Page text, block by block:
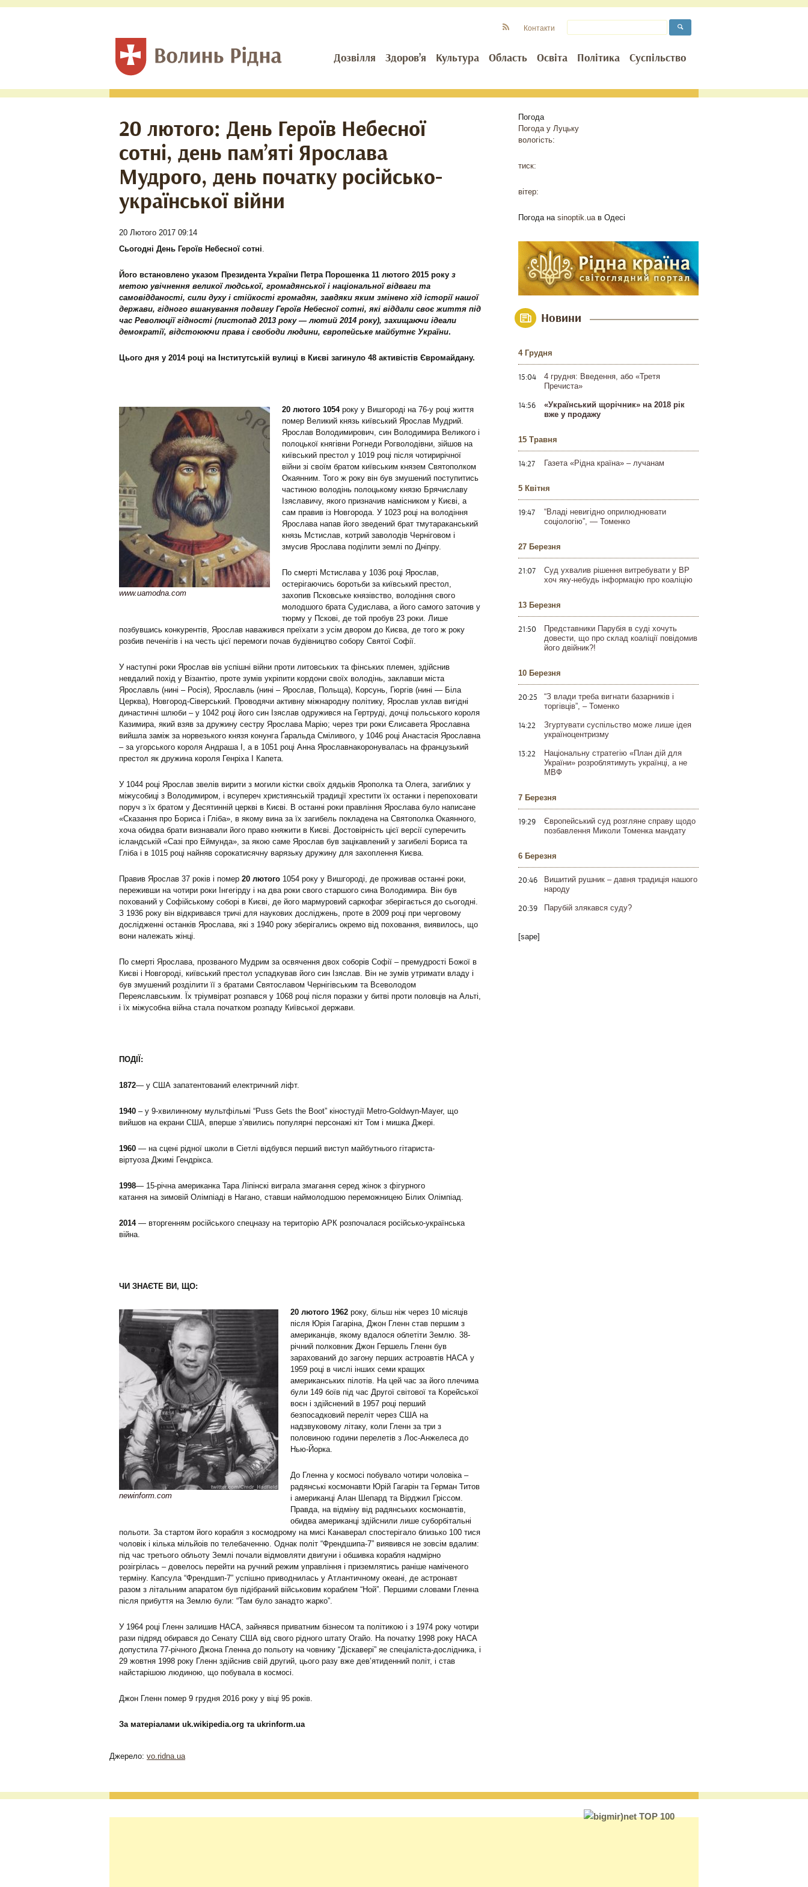
Дозвілля Здоров’я Культура Область Освіта Політика Суспільство
Контакти
20 лютого: День Героїв Небесної
сотні, день пам’яті Ярослава
Мудрого, день початку російсько-
української війни
20 Лютого 2017 09:14
Сьогодні День Героїв Небесної сотні.
Його встановлено указом Президента України Петра Порошенка 11 лютого 2015 року з
метою увічнення великої людської, громадянської і національної відваги та
самовідданості, сили духу і стійкості громадян, завдяки яким змінено хід історії нашої
держави, гідного вшанування подвигу Героїв Небесної сотні, які віддали своє життя під
час Революції гідності (листопад 2013 року — лютий 2014 року), захищаючи ідеали
демократії, відстоюючи права і свободи людини, європейське майбутнє України.
Цього дня у 2014 році на Інститутській вулиці в Києві загинуло 48 активістів Євромайдану.
www.uamodna.com
20 лютого 1054року у Вишгороді на 76-у році життя
помер Великий князь київський Ярослав Мудрий.
Ярослав Володимирович, син Володимира Великого і
полоцької княгівни Рогнеди Рогволодівни, зійшов на
київський престол у 1019 році після чотирирічної
війни зі своїм братом київським князем Святополком
Окаянним. Того ж року він був змушений поступитись
частиною володінь полоцькому князю Брячиславу
Ізяславичу, якого призначив намісником у Києві, а
сам правив із Новгорода. У 1023 році на володіння
Ярослава напав його зведений брат тмутараканський
князь Мстислав, котрий заволодів Черніговом і
змусив Ярослава поділити землі по Дніпру.
По смерті Мстислава у 1036 році Ярослав,
остерігаючись боротьби за київський престол,
захопив Псковське князівство, володіння свого
молодшого брата Судислава, а його самого заточив у
тюрму у Пскові, де той пробув 23 роки. Лише
позбувшись конкурентів, Ярослав наважився преїхати з усім двором до Києва, де того ж року
розбив печенігів і на честь цієї перемоги почав будівництво собору Святої Софії.
У наступні роки Ярослав вів успішні війни проти литовських та фінських племен, здійснив
невдалий похід у Візантію, проте зумів укріпити кордони своїх володінь, заклавши міста
Ярославль (нині – Росія), Ярославль (нині – Ярослав, Польща), Корсунь, Гюргів (нині — Біла
Церква), Новгород-Сіверський. Проводячи активну міжнародну політику, Ярослав уклав вигідні
династичні шлюби – у 1042 році його син Ізяслав одружився на Гертруді, дочці польського короля
Казимира, який взяв за дружину сестру Ярослава Марію; через три роки Єлисавета Ярославна
вийшла заміж за норвезького князя конунга Ґаральда Сміливого, у 1046 році Анастасія Ярославна
– за угорського короля Андраша I, а в 1051 році Анна Ярославнакоронувалась на французький
престол як дружина короля Генріха I Капета.
У 1044 році Ярослав звелів вирити з могили кістки своїх дядьків Ярополка та Олега, загиблих у
міжусобиці з Володимиром, і всупереч християнській традиції хрестити їх останки і перепоховати
поруч з їх братом у Десятинній церкві в Києві. В останні роки правління Ярослава було написане
«Сказання про Бориса і Гліба», в якому вина за їх загибель покладена на Святополка Окаянного,
хоча обидва брати визнавали його право княжити в Києві. Достовірність цієї версії суперечить
ісландській «Сазі про Еймунда», за якою саме Ярослав був зацікавлений у загибелі Бориса та
Гліба і в 1015 році найняв сорокатисячну варязьку дружину для захоплення Києва.
Правив Ярослав 37 років і помер 20 лютого 1054 року у Вишгороді, де проживав останні роки,
переживши на чотири роки Інгегірду і на два роки свого старшого сина Володимира. Він був
похований у Софійському соборі в Києві, де його мармуровий саркофаг зберігається до сьогодні.
З 1936 року він відкривався тричі для наукових досліджень, проте в 2009 році при черговому
дослідженні останків Ярослава, які з 1940 року зберігались окремо від поховання, виявилось, що
вони належать жінці.
По смерті Ярослава, прозваного Мудрим за освячення двох соборів Софії – премудрості Божої в
Києві і Новгороді, київський престол успадкував його син Ізяслав. Він не зумів утримати владу і
був змушений розділити її з братами Святославом Чернігівським та Всеволодом
Переяславським. Їх тріумвірат розпався у 1068 році після поразки у битві проти половців на Альті,
і їх міжусобна війна стала початком розпаду Київської держави.
ПОДІЇ:
1872— у США запатентований електричний ліфт.
1940 – у 9-хвилинному мультфільмі “Puss Gets the Boot” кіностудії Metro-Goldwyn-Mayer, що
вийшов на екрани США, вперше з’явились популярні персонажі кіт Том і мишка Джері.
1960 — на сцені рідної школи в Сіетлі відбувся перший виступ майбутнього гітариста-
віртуоза Джимі Гендрікса.
1998— 15-річна американка Тара Ліпінскі виграла змагання серед жінок з фігурного
катання на зимовій Олімпіаді в Нагано, ставши наймолодшою переможницею Білих Олімпіад.
2014— вторгенням російського спецназу на територію АРК розпочалася російсько-українська
війна.
ЧИ ЗНАЄТЕ ВИ, ЩО:
newinform.com
20 лютого 1962 року, більш ніж через 10 місяців
після Юрія Гагаріна, Джон Гленн став першим з
американців, якому вдалося облетіти Землю. 38-
річний полковник Джон Гершель Гленн був
зарахований до загону перших астроавтів НАСА у
1959 році в числі інших семи кращих
американських пілотів. На цей час за його плечима
були 149 боїв під час Другої світової та Корейської
воєн і здійснений в 1957 році перший
безпосадковий переліт через США на
надзвуковому літаку, коли Гленн за три з
половиною години перелетів з Лос-Анжелеса до
Нью-Йорка.
До Гленна у космосі побувало чотири чоловіка –
радянські космонавти Юрій Гагарін та Герман Титов
і американці Алан Шепард та Вірджил Гріссом.
Правда, на відміну від радянських космонавтів,
обидва американці здійснили лише суборбітальні
польоти. За стартом його корабля з космодрому на мисі Канаверал спостерігало близько 100 тися
чоловік і кілька мільйоів по телебаченню. Однак політ “Френдшипа-7” виявився не зовсім вдалим:
під час третього обльоту Землі почали відмовляти двигуни і обшивка корабля надмірно
розігрілась – довелось перейти на ручний режим управління і приземлятись раніше наміченого
терміну. Капсула “Френдшип-7” успішно приводнилась у Атлантичному океані, де астронавт
разом з літальним апаратом був підібраний військовим кораблем “Ной”. Першими словами Гленна
після прибуття на Землю були: “Там було занадто жарко”.
У 1964 році Гленн залишив НАСА, зайнявся приватним бізнесом та політикою і з 1974 року чотири
рази підряд обирався до Сенату США від свого рідного штату Огайо. На початку 1998 року НАСА
допустила 77-річного Джона Гленна до польоту на човнику “Діскавері” яе спеціаліста-дослідника, і
29 жовтня 1998 року Гленн здійснив свій другий, цього разу вже дев’ятиденний політ, і став
найстарішою людиною, що побувала в космосі.
Джон Гленн помер 9 грудня 2016 року у віці 95 років.
За матеріалами uk.wikipedia.org та ukrinform.ua
Джерело: vo.ridna.ua
Погода
Погода у Луцьку
вологість:
тиск:
вітер:
Погода на sinoptik.uaв Одесі
Новини
4 Грудня
15:04
4 грудня: Введення, або «Третя
Пречиста»
14:56
«Український щорічник» на 2018 рік
вже у продажу
15 Травня
14:27 Газета «Рідна країна» – лучанам
5 Квітня
19:47
“Владі невигідно оприлюднювати
соціологію”, — Томенко
27 Березня
21:07
Суд ухвалив рішення витребувати у ВР
хоч яку-небудь інформацію про коаліцію
13 Березня
21:50
Представники Парубія в суді хочуть
довести, що про склад коаліції повідомив
його двійник?!
10 Березня
20:25
“З влади треба вигнати базарників і
торгівців”, – Томенко
14:22
Згуртувати суспільство може лише ідея
україноцентризму
13:22
Національну стратегію «План дій для
України» розроблятимуть українці, а не
МВФ
7 Березня
19:29
Європейський суд розгляне справу щодо
позбавлення Миколи Томенка мандату
6 Березня
20:46
Вишитий рушник – давня традиція нашого
народу
20:39 Парубій злякався суду?
[sape]